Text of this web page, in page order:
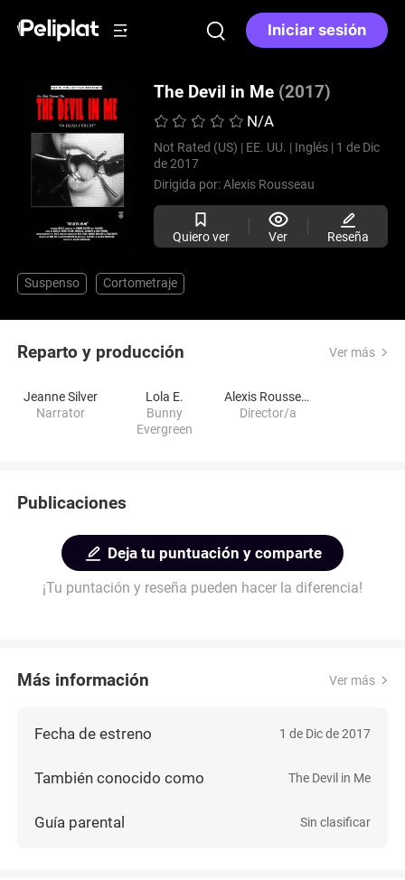
Iniciar sesión
The Devil in Me (2017)
N/A
Not Rated (US) | EE. UU. | Inglés | 1 de Dic
de 2017
Dirigida por:Alexis Rousseau
Quiero ver Ver Reseña
Suspenso Cortometraje
Reparto y producción Ver más
Jeanne Silver
Narrator
Lola E.
Bunny
Evergreen
Alexis Rousseau
Director/a
Publicaciones
Deja tu puntuación y comparte
¡Tu puntación y reseña pueden hacer la diferencia!
Más información Ver más
Fecha de estreno 1 de Dic de 2017
También conocido como The Devil in Me
Guía parental Sin clasificar